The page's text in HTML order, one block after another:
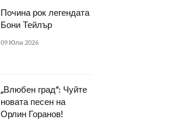
Почина рок легендата
Бони Тейлър
09 Юли 2026
„Влюбен град“: Чуйте
новата песен на
Орлин Горанов!